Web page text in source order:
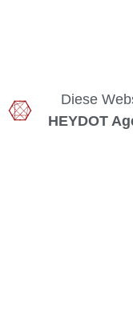
Diese
HEYDOT